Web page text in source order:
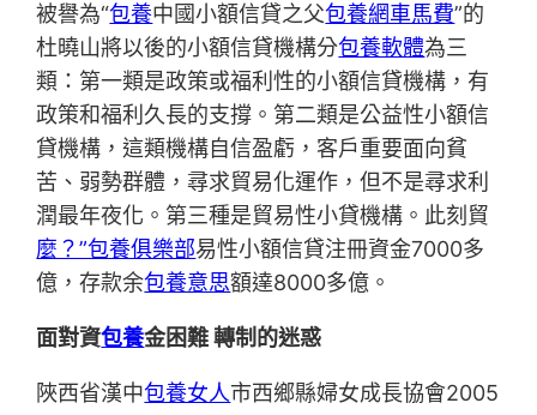
被譽為“包養中國小額信貸之父包養網車馬費”的
杜曉山將以後的小額信貸機構分包養軟體為三
類：第一類是政策或福利性的小額信貸機構，有
政策和福利久長的支撐。第二類是公益性小額信
貸機構，這類機構自信盈虧，客戶重要面向貧
苦、弱勢群體，尋求貿易化運作，但不是尋求利
潤最年夜化。第三種是貿易性小貸機構。此刻貿
麼？”包養俱樂部易性小額信貸注冊資金7000多
億，存款余包養意思額達8000多億。
面對資包養金困難 轉制的迷惑
陜西省漢中包養女人市西鄉縣婦女成長協會2005